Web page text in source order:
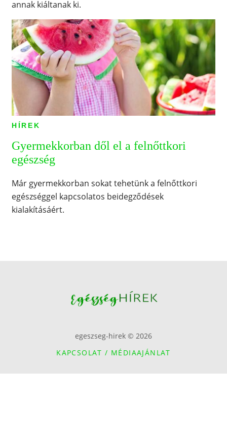
annak kiáltanak ki.
HÍREK
Gyermekkorban dől el a felnőttkori
egészség
Már gyermekkorban sokat tehetünk a felnőttkori
egészséggel kapcsolatos beidegződések
kialakításáért.
egeszseg-hirek © 2026
KAPCSOLAT / MÉDIAAJÁNLAT